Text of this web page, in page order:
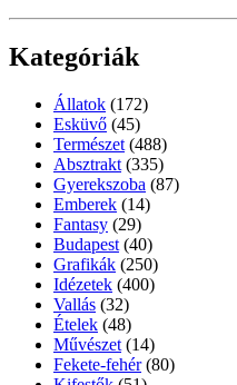
Kategóriák
Állatok (172)
Esküvő (45)
Természet (488)
Absztrakt (335)
Gyerekszoba (87)
Emberek (14)
Fantasy (29)
Budapest (40)
Grafikák (250)
Idézetek (400)
Vallás (32)
Ételek (48)
Művészet (14)
Fekete-fehér (80)